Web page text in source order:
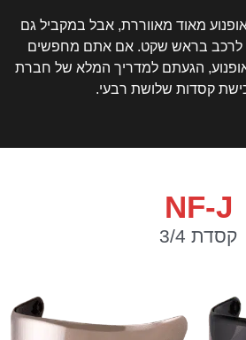
קסדת אופנוע מאוד מאווררת, אבל במקביל גם
לרכב בראש שקט. אם אתם מחפשים
או לאופנוע, הגעתם למדריך המלא של חברת
NF-J
קסדת 3/4